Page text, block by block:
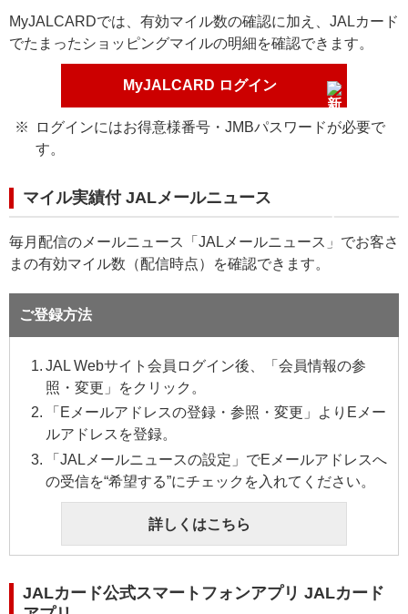
MyJALCARDでは、有効マイル数の確認に加え、JALカード
でたまったショッピングマイルの明細を確認できます。
MyJALCARD ログイン
ログインにはお得意様番号・JMBパスワードが必要で
す。
マイル実績付 JALメールニュース
毎月配信のメールニュース「JALメールニュース」でお客さ
まの有効マイル数（配信時点）を確認できます。
ご登録方法
JAL Webサイト会員ログイン後、「会員情報の参
照・変更」をクリック。
「Eメールアドレスの登録・参照・変更」よりEメー
ルアドレスを登録。
「JALメールニュースの設定」でEメールアドレスへ
の受信を“希望する”にチェックを入れてください。
詳しくはこちら
JALカード公式スマートフォンアプリ JALカード